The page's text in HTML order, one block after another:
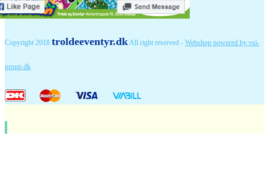
Copyright 2018 troldeeventyr.dkAll right reserved - Webshop powered by vsi-
group.dk